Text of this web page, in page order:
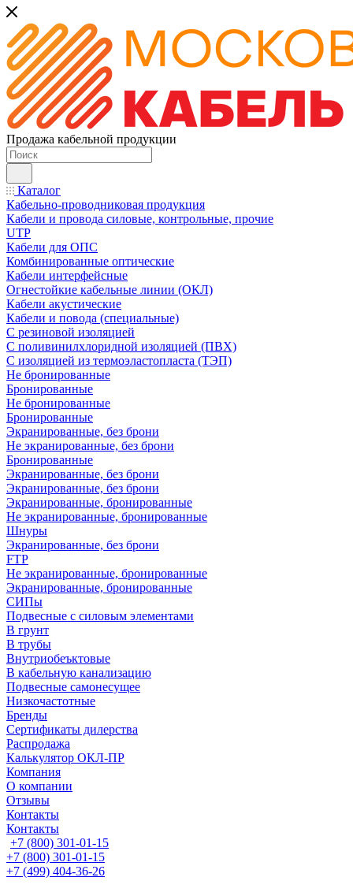
Продажа кабельной продукции
Каталог
Кабельно-проводниковая продукция
Кабели и провода силовые, контрольные, прочие
UTP
Кабели для ОПС
Комбинированные оптические
Кабели интерфейсные
Огнестойкие кабельные линии (ОКЛ)
Кабели акустические
Кабели и повода (специальные)
С резиновой изоляцией
С поливинилхлоридной изоляцией (ПВХ)
С изоляцией из термоэластопласта (ТЭП)
Не бронированные
Бронированные
Не бронированные
Бронированные
Экранированные, без брони
Не экранированные, без брони
Бронированные
Экранированные, без брони
Экранированные, без брони
Экранированные, бронированные
Не экранированные, бронированные
Шнуры
Экранированные, без брони
FTP
Не экранированные, бронированные
Экранированные, бронированные
СИПы
Подвесные с силовым элементами
В грунт
В трубы
Внутриобеъктовые
В кабельную канализацию
Подвесные самонесущее
Низкочастотные
Бренды
Сертификаты дилерства
Распродажа
Калькулятор ОКЛ-ПР
Компания
О компании
Отзывы
Контакты
Контакты
+7 (800) 301-01-15
+7 (800) 301-01-15
+7 (499) 404-36-26